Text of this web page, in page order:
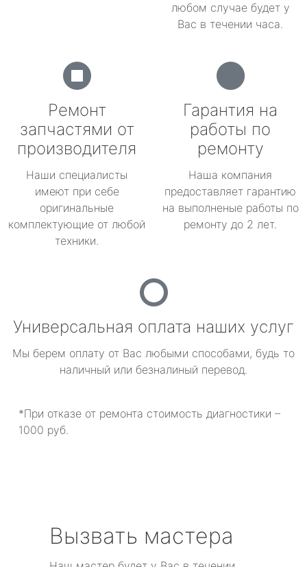
любом случае будет у
Вас в течении часа.
Ремонт
запчастями от
производителя
Наши специалисты
имеют при себе
оригинальные
комплектующие от любой
техники.
Гарантия на
работы по
ремонту
Наша компания
предоставляет гарантию
на выполненые работы по
ремонту до 2 лет.
Универсальная оплата наших услуг
Мы берем оплату от Вас любыми способами, будь то
наличный или безналиный перевод.
*При отказе от ремонта стоимость диагностики –
1000 руб.
Вызвать мастера